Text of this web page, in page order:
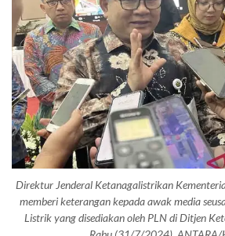
Direktur Jenderal Ketanagalistrikan
memberi keterangan kepada awak media
Listrik yang disediakan oleh PLN di Ditjen